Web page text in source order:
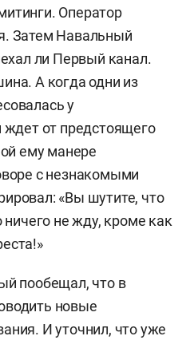
Оператор
Затем Навальный
ли Первый канал.
А когда одни из
у
ждет от предстоящего
ему манере
с незнакомыми
«Вы шутите, что
не жду, кроме как
пообещал, что в
новые
И уточнил, что уже